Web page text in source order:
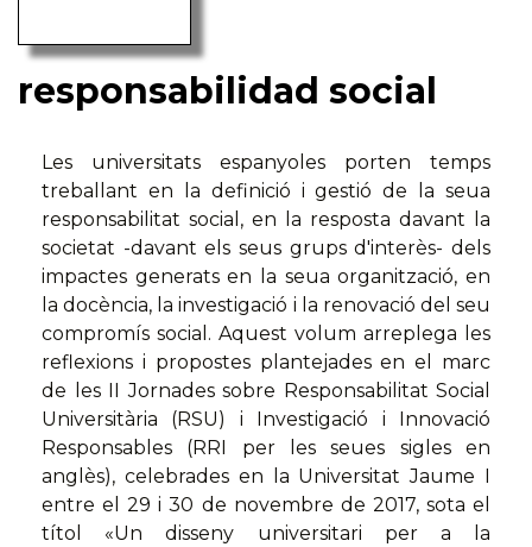
responsabilidad social
Les universitats espanyoles porten temps
treballant en la definició i gestió de la seua
responsabilitat social, en la resposta davant la
societat -davant els seus grups d'interès- dels
impactes generats en la seua organització, en
la docència, la investigació i la renovació del seu
compromís social. Aquest volum arreplega les
reflexions i propostes plantejades en el marc
de les II Jornades sobre Responsabilitat Social
Universitària (RSU) i Investigació i Innovació
Responsables (RRI per les seues sigles en
anglès), celebrades en la Universitat Jaume I
entre el 29 i 30 de novembre de 2017, sota el
títol «Un disseny universitari per a la